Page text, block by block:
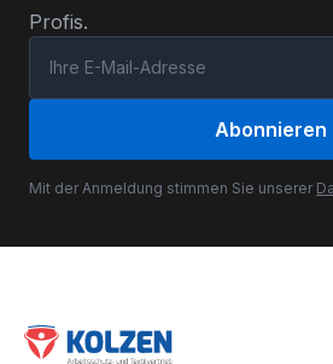
Profis.
Abonnieren
Mit der Anmeldung stimmen Sie unserer